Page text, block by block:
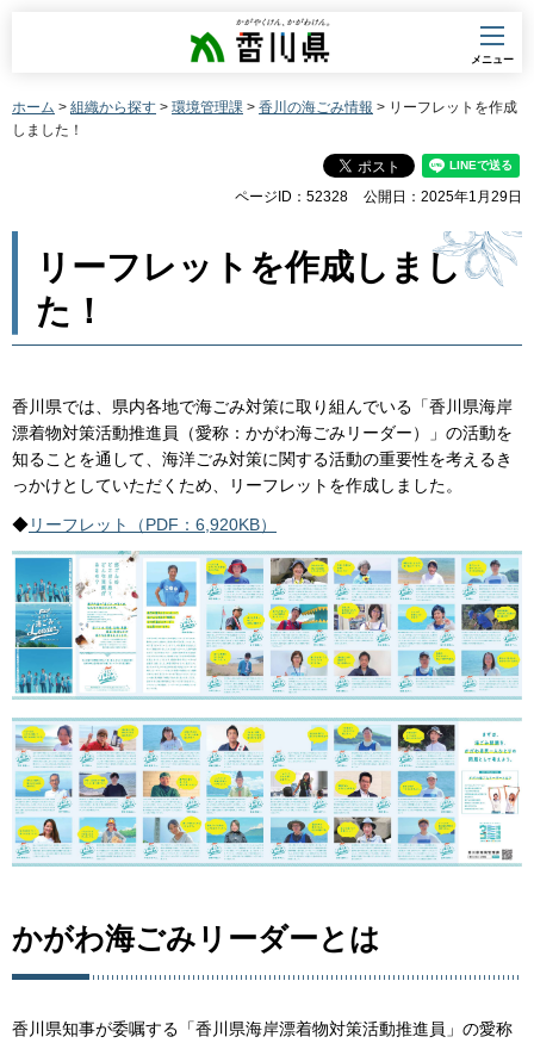
香川県
メニュー
ホーム > 組織から探す > 環境管理課 > 香川の海ごみ情報 > リーフレットを作成
しました！
ページID：52328 公開日：2025年1月29日
リーフレットを作成しまし
た！
香川県では、県内各地で海ごみ対策に取り組んでいる「香川県海岸
漂着物対策活動推進員（愛称：かがわ海ごみリーダー）」の活動を
知ることを通して、海洋ごみ対策に関する活動の重要性を考えるき
っかけとしていただくため、リーフレットを作成しました。
◆リーフレット（PDF：6,920KB）
かがわ海ごみリーダーとは
香川県知事が委嘱する「香川県海岸漂着物対策活動推進員」の愛称